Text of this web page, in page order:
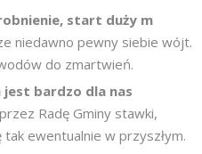
start duży m
niedawno pewny siebie wójt.
do zmartwień.
jest bardzo dla nas
Radę Gminy stawki,
ewentualnie w przyszłym.